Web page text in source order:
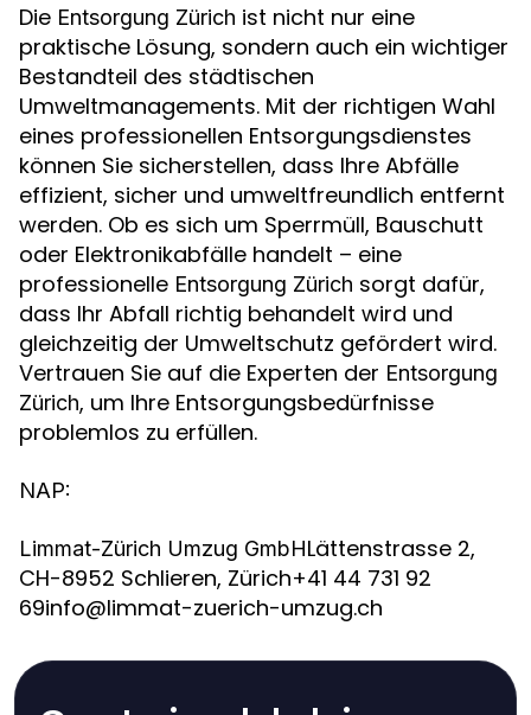
Die Entsorgung Zürich ist nicht nur eine
praktische Lösung, sondern auch ein wichtiger
Bestandteil des städtischen
Umweltmanagements. Mit der richtigen Wahl
eines professionellen Entsorgungsdienstes
können Sie sicherstellen, dass Ihre Abfälle
effizient, sicher und umweltfreundlich entfernt
werden. Ob es sich um Sperrmüll, Bauschutt
oder Elektronikabfälle handelt – eine
professionelle Entsorgung Zürich sorgt dafür,
dass Ihr Abfall richtig behandelt wird und
gleichzeitig der Umweltschutz gefördert wird.
Vertrauen Sie auf die Experten der Entsorgung
Zürich, um Ihre Entsorgungsbedürfnisse
problemlos zu erfüllen.
NAP:
Limmat-Zürich Umzug GmbHLättenstrasse 2,
CH-8952 Schlieren, Zürich+41 44 731 92
69info@limmat-zuerich-umzug.ch